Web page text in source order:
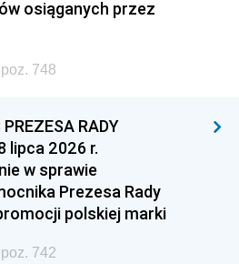
osiąganych przez
748
RADY
lipca 2026 r.
w sprawie
Prezesa Rady
polskiej marki
742